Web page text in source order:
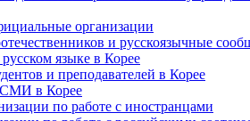
организации
и русскоязычные
языке в Корее
и преподавателей в Корее
СМИ в Корее
по работе с иностранцами